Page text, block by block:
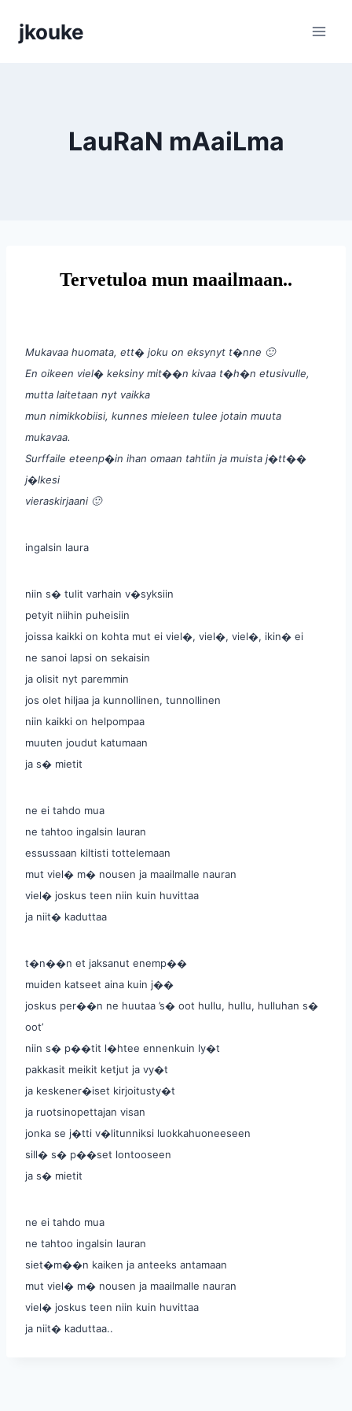
sisältöön
jkouke
LauRaN mAaiLma
Tervetuloa mun maailmaan..
Mukavaa huomata, ett� joku on eksynyt t�nne 🙂
En oikeen viel� keksiny mit��n kivaa t�h�n etusivulle,
mutta laitetaan nyt vaikka
mun nimikkobiisi, kunnes mieleen tulee jotain muuta
mukavaa.
Surffaile eteenp�in ihan omaan tahtiin ja muista j�tt��
j�lkesi
vieraskirjaani 🙂
ingalsin laura
niin s� tulit varhain v�syksiin
petyit niihin puheisiin
joissa kaikki on kohta mut ei viel�, viel�, viel�, ikin� ei
ne sanoi lapsi on sekaisin
ja olisit nyt paremmin
jos olet hiljaa ja kunnollinen, tunnollinen
niin kaikki on helpompaa
muuten joudut katumaan
ja s� mietit
ne ei tahdo mua
ne tahtoo ingalsin lauran
essussaan kiltisti tottelemaan
mut viel� m� nousen ja maailmalle nauran
viel� joskus teen niin kuin huvittaa
ja niit� kaduttaa
t�n��n et jaksanut enemp��
muiden katseet aina kuin j��
joskus per��n ne huutaa ’s� oot hullu, hullu, hulluhan s�
oot’
niin s� p��tit l�htee ennenkuin ly�t
pakkasit meikit ketjut ja vy�t
ja keskener�iset kirjoitusty�t
ja ruotsinopettajan visan
jonka se j�tti v�litunniksi luokkahuoneeseen
sill� s� p��set lontooseen
ja s� mietit
ne ei tahdo mua
ne tahtoo ingalsin lauran
siet�m��n kaiken ja anteeks antamaan
mut viel� m� nousen ja maailmalle nauran
viel� joskus teen niin kuin huvittaa
ja niit� kaduttaa..